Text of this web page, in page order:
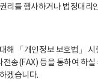
리를 행사하거나 법정대리
해 「개인정보 보호법」 시
전송(FAX) 등을 통하여 하
겠습니다.